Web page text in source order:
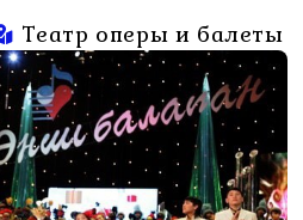
Театр оперы и балеты